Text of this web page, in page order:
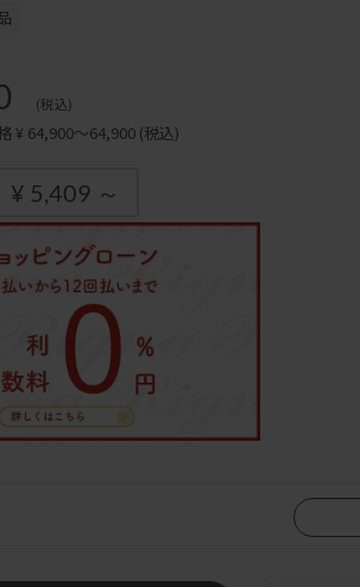
(税込)
¥ 64,900～64,900 (税込)
¥ 5,409 ～